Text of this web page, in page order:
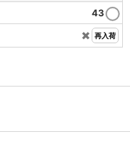
43
✖️ 再入荷